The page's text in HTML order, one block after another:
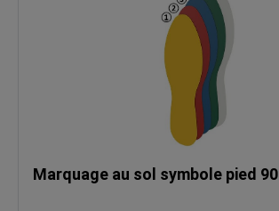
Marquage au sol symbole pied 90